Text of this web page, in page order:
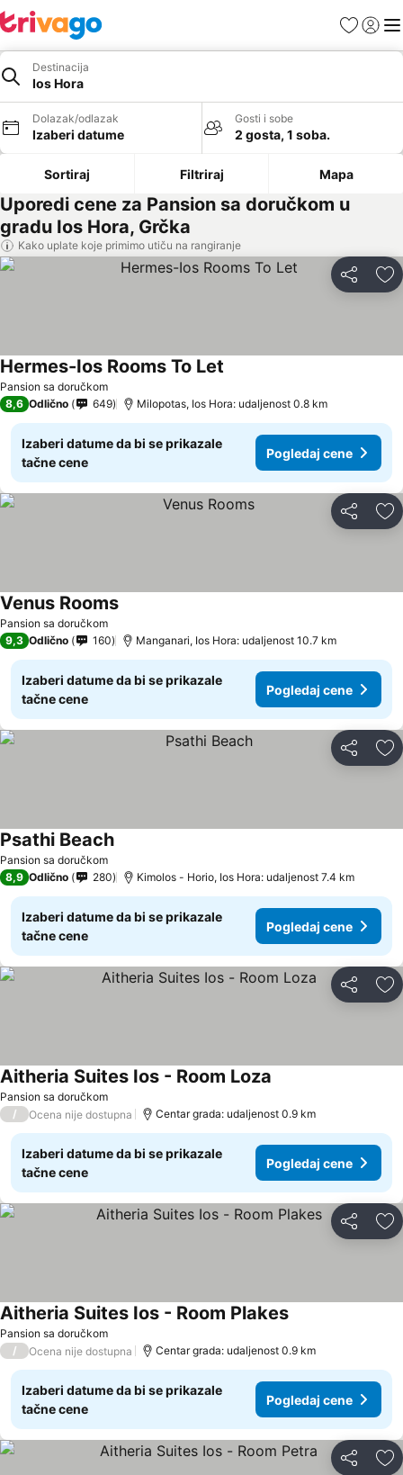
FavoritiPrijavi
Destinacija
Ios Hora
Dolazak/odlazak
Izaberi datume
Gosti i sobe
2 gosta, 1 soba.
Sortiraj Filtriraj Mapa
Uporedi cene za Pansion sa doručkom u
gradu Ios Hora, Grčka
Kako uplate koje primimo utiču na rangiranje
Deli
Pansion sa doručkom
Hermes-Ios Rooms To Let
8,6 Odlično 649 Milopotas, Ios Hora: udaljenost 0.8 km
Izaberi datume da bi se prikazale
tačne cene
Pogledaj cene
Deli
Pansion sa doručkom
Venus RoomsPogledaj cene
9,3 Odlično 160 Manganari, Ios Hora: udaljenost 10.7 km
Izaberi datume da bi se prikazale
tačne cene
Pogledaj cene
Deli
Pansion sa doručkom
Psathi BeachPogledaj cene
8,9 Odlično 280 Kimolos - Horio, Ios Hora: udaljenost 7.4 km
Izaberi datume da bi se prikazale
tačne cene
Pogledaj cene
Deli
Pansion sa doručkom
Aitheria Suites Ios - Room Loza
/ Ocena nije dostupna Centar grada: udaljenost 0.9 km
Izaberi datume da bi se prikazale
tačne cene
Pogledaj cene
Deli
Pansion sa doručkom
Aitheria Suites Ios - Room PlakesPogledaj cene
/ Ocena nije dostupna Centar grada: udaljenost 0.9 km
Izaberi datume da bi se prikazale
tačne cene
Pogledaj cene
Deli